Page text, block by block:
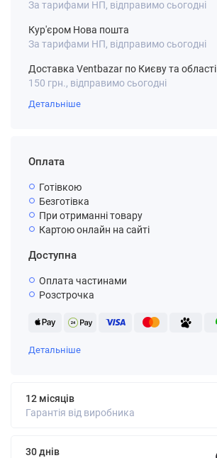
За тарифами НП, відправимо сьогодні
Кур'єром Нова пошта
За тарифами НП, відправимо сьогодні
Доставка Ventbazar по Києву та області
150 грн., відправимо сьогодні
Детальніше
Оплата
Готівкою
Безготівка
При отриманні товару
Картою онлайн на сайті
Доступна
Оплата частинами
Розстрочка
Детальніше
12 місяців
Гарантія від виробника
30 днів